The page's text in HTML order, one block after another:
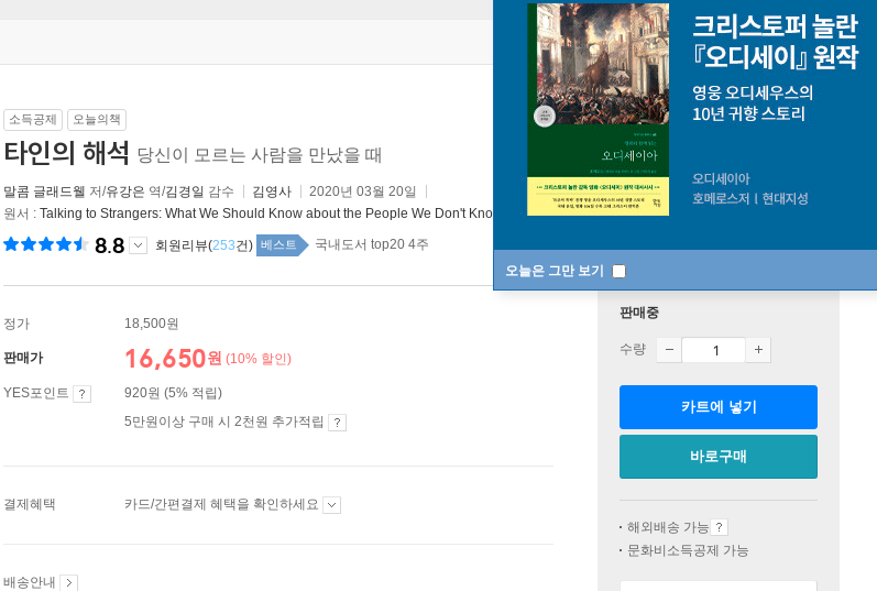
오늘은 그만 보기
소득공제 오늘의책
타인의 해석 당신이 모르는 사람을 만났을 때
말콤 글래드웰 저/유강은 역/김경일 감수 김영사
2020년 03월 20일
원서 : Talking to Strangers: What We Should Know about the People We Don't Know
8.8 회원리뷰(253건) 베스트 국내도서 top20 4주
정가 18,500원
판매가 16,650원 (10% 할인)
YES포인트
920원 (5% 적립)
5만원이상 구매 시 2천원 추가적립
결제혜택 카드/간편결제 혜택을 확인하세요
배송안내
판매중
수량
카트에 넣기
바로구매
해외배송 가능
문화비소득공제 가능